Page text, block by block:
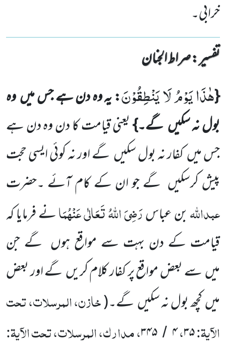
خرابی۔
تفسیر : ‎صراط الجنان
{هٰذَا یَوْمُ لَا یَنْطِقُوْنَ: یہ وہ دن ہے جس میںوہ
بول نہ سکیںگے۔}یعنی قیامت کا دن وہ دن ہے
جس میںکفار نہبول سکیںگے اور نہ کوئی ایسی حجت
پیش کرسکیں گے جو ان کے کام آئے ۔حضرت
عبداللّٰہبن عباسرَضِیَ اللّٰہُ تَعَالٰی عَنْہُمَانے فرمایا کہ
قیامت کے دن بہت سے مواقع ہوں گے جن
میںسے بعض مواقع پر کفار کلام کریںگے اور بعض
میںکچھ بول نہ سکیںگے۔(خازن، المرسلات، تحت
الآیۃ:۳۵،۴ / ۳۴۵، مدارک، المرسلات، تحت الآیۃ: